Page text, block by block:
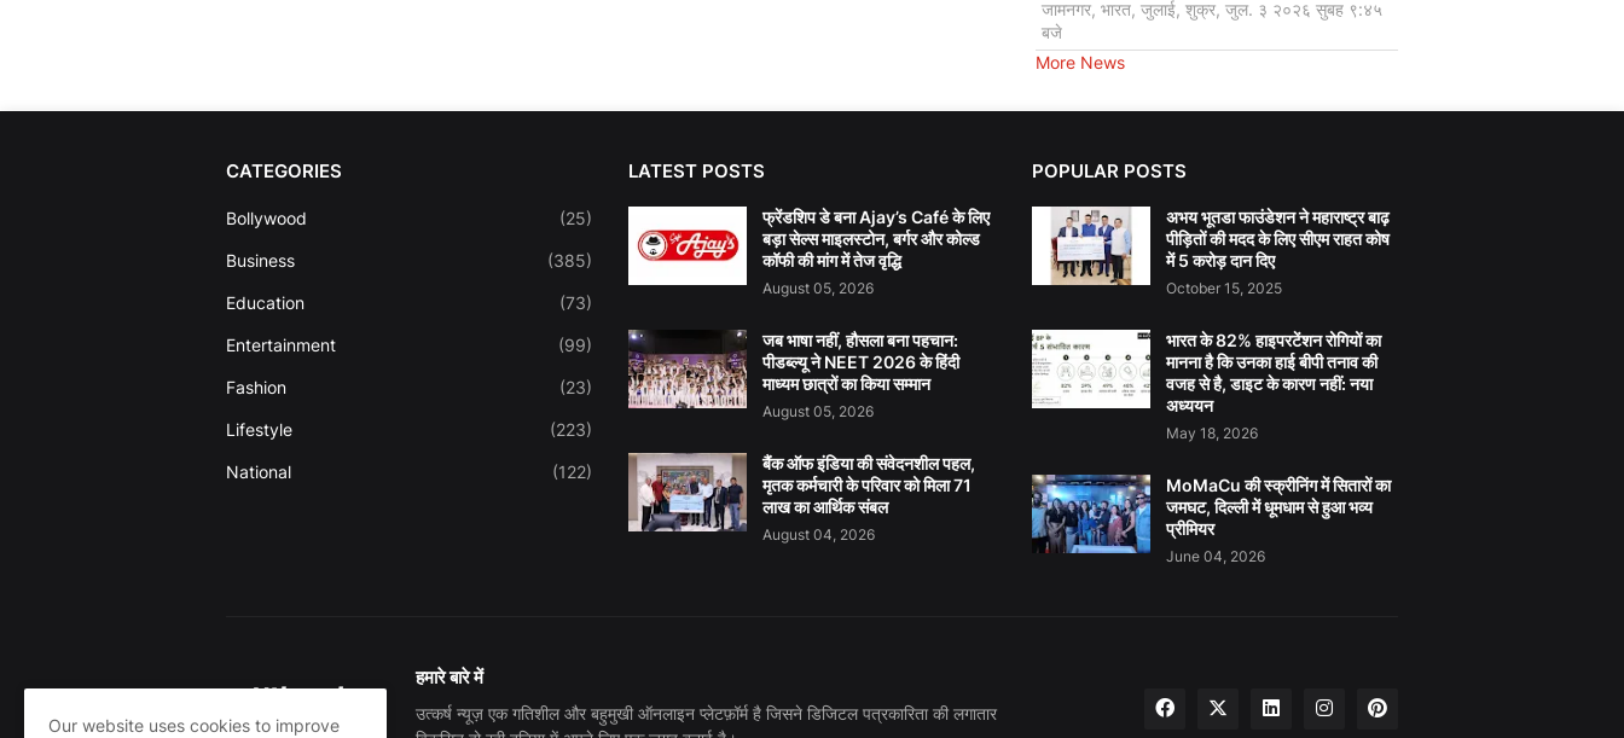
जामनगर, भारत, जुलाई, शुक्र, जुल. ३ २०२६ सुबह ९:४५
बजे
More News
CATEGORIES
Bollywood (25)
Business (385)
Education (73)
Entertainment (99)
Fashion (23)
Lifestyle (223)
National (122)
LATEST POSTS
फ्रेंडशिप डे बना Ajay’s Café के लिए
बड़ा सेल्स माइलस्टोन, बर्गर और कोल्ड
कॉफी की मांग में तेज वृद्धि
August 05, 2026
जब भाषा नहीं, हौसला बना पहचान:
पीडब्ल्यू ने NEET 2026 के हिंदी
माध्यम छात्रों का किया सम्मान
August 05, 2026
बैंक ऑफ इंडिया की संवेदनशील पहल,
मृतक कर्मचारी के परिवार को मिला 71
लाख का आर्थिक संबल
August 04, 2026
POPULAR POSTS
अभय भूतडा फाउंडेशन ने महाराष्ट्र बाढ़
पीड़ितों की मदद के लिए सीएम राहत कोष
में 5 करोड़ दान दिए
October 15, 2025
भारत के 82% हाइपरटेंशन रोगियों का
मानना है कि उनका हाई बीपी तनाव की
वजह से है, डाइट के कारण नहीं: नया
अध्ययन
May 18, 2026
MoMaCu की स्क्रीनिंग में सितारों का
जमघट, दिल्ली में धूमधाम से हुआ भव्य
प्रीमियर
June 04, 2026
हमारे बारे में
उत्कर्ष न्यूज़ एक गतिशील और बहुमुखी ऑनलाइन प्लेटफ़ॉर्म है जिसने डिजिटल पत्रकारिता की लगातार
Our website uses cookies to improve